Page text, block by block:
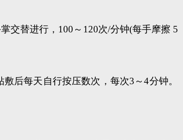
替进行，100～120次/分钟(每手摩擦 5
后每天自行按压数次，每次3～4分钟。